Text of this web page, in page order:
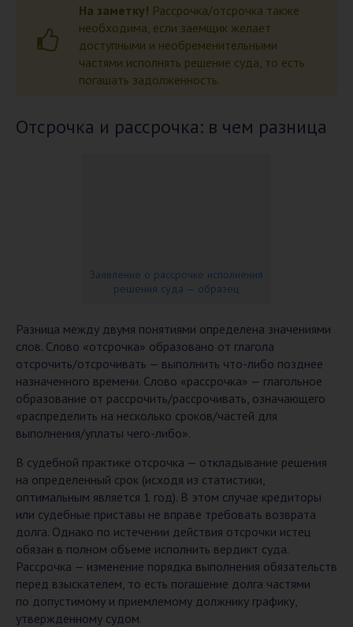
На заметку! Рассрочка/отсрочка также
необходима, если заемщик желает
доступными и необременительными
частями исполнять решение суда, то есть
погашать задолженность.
Отсрочка и рассрочка: в чем разница
Заявление о рассрочке исполнения
решения суда — образец
Разница между двумя понятиями определена значениями
слов. Слово «отсрочка» образовано от глагола
отсрочить/отсрочивать — выполнить что-либо позднее
назначенного времени. Слово «рассрочка» — глагольное
образование от рассрочить/рассрочивать, означающего
«распределить на несколько сроков/частей для
выполнения/уплаты чего-либо».
В судебной практике отсрочка — откладывание решения
на определенный срок (исходя из статистики,
оптимальным является 1 год). В этом случае кредиторы
или судебные приставы не вправе требовать возврата
долга. Однако по истечении действия отсрочки истец
обязан в полном объеме исполнить вердикт суда.
Рассрочка — изменение порядка выполнения обязательств
перед взыскателем, то есть погашение долга частями
по допустимому и приемлемому должнику графику,
утвержденному судом.